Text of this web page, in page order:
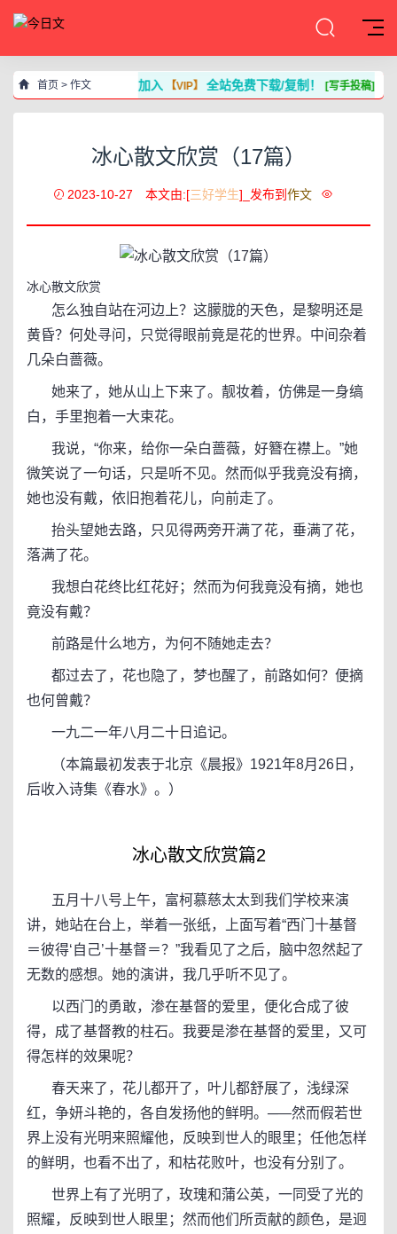
首页 > 作文 加入【VIP】 全站免费下载/复制！ [写手投稿]
冰心散文欣赏（17篇）
2023-10-27 本文由:[三好学生]_发布到 作文
冰心散文欣赏
怎么独自站在河边上？这朦胧的天色，是黎明还是
黄昏？何处寻问，只觉得眼前竟是花的世界。中间杂着
几朵白蔷薇。
她来了，她从山上下来了。靓妆着，仿佛是一身缟
白，手里抱着一大束花。
我说，“你来，给你一朵白蔷薇，好簪在襟上。”她
微笑说了一句话，只是听不见。然而似乎我竟没有摘，
她也没有戴，依旧抱着花儿，向前走了。
抬头望她去路，只见得两旁开满了花，垂满了花，
落满了花。
我想白花终比红花好；然而为何我竟没有摘，她也
竟没有戴？
前路是什么地方，为何不随她走去？
都过去了，花也隐了，梦也醒了，前路如何？便摘
也何曾戴？
一九二一年八月二十日追记。
（本篇最初发表于北京《晨报》1921年8月26日，
后收入诗集《春水》。）
冰心散文欣赏篇2
五月十八号上午，富柯慕慈太太到我们学校来演
讲，她站在台上，举着一张纸，上面写着“西门十基督
＝彼得‘自己’十基督＝？”我看见了之后，脑中忽然起了
无数的感想。她的演讲，我几乎听不见了。
以西门的勇敢，渗在基督的爱里，便化合成了彼
得，成了基督教的柱石。我要是渗在基督的爱里，又可
得怎样的效果呢？
春天来了，花儿都开了，叶儿都舒展了，浅绿深
红，争妍斗艳的，各自发扬他的鲜明。─—然而假若世
界上没有光明来照耀他，反映到世人的眼里；任他怎样
的鲜明，也看不出了，和枯花败叶，也没有分别了。
世界上有了光明了，玫瑰和蒲公英，一同受了光的
照耀，反映到世人眼里；然而他们所贡献的颜色，是迥